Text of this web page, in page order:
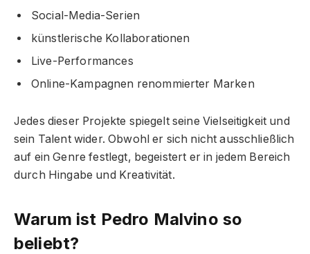
Social-Media-Serien
künstlerische Kollaborationen
Live-Performances
Online-Kampagnen renommierter Marken
Jedes dieser Projekte spiegelt seine Vielseitigkeit und
sein Talent wider. Obwohl er sich nicht ausschließlich
auf ein Genre festlegt, begeistert er in jedem Bereich
durch Hingabe und Kreativität.
Warum ist Pedro Malvino so
beliebt?